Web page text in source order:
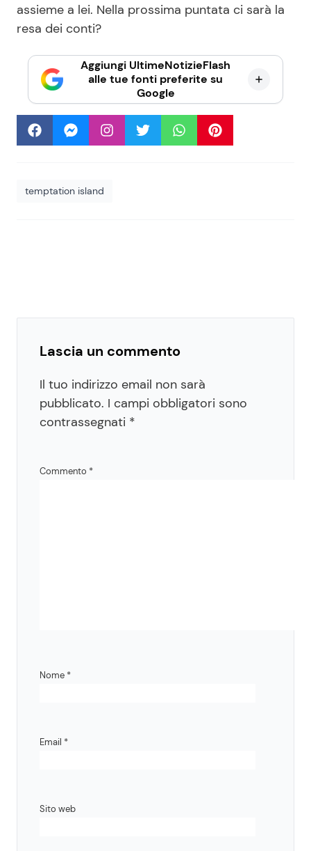
assieme a lei. Nella prossima puntata ci sarà la
resa dei conti?
Aggiungi UltimeNotizieFlash
alle tue fonti preferite su
Google
temptation island
Lascia un commento
Il tuo indirizzo email non sarà
pubblicato. I campi obbligatori sono
contrassegnati *
Commento *
Nome *
Email *
Sito web